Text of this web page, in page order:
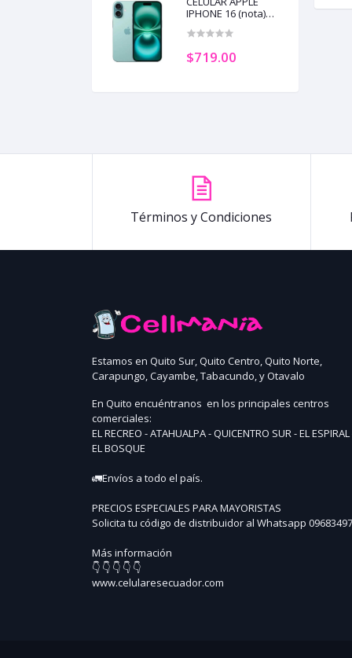
IPHONE 16 (nota)
TEAL (SIM) (+2)
$719.00
Términos y Condiciones
Estamos en Quito Sur, Quito Centro, Quito Norte,
Carapungo, Cayambe, Tabacundo, y Otavalo
En Quito encuéntranos en los principales centros
comerciales:
EL RECREO - ATAHUALPA - QUICENTRO SUR - EL ESPIRAL
EL BOSQUE
🚛Envíos a todo el país.
PRECIOS ESPECIALES PARA MAYORISTAS
Solicita tu código de distribuidor al Whatsapp
Más información
👇 👇 👇 👇 👇
www.celularesecuador.com